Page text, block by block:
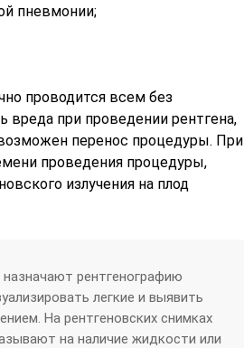
пневмонии;
проводится всем без
вреда при проведении рентгена,
перенос процедуры. При
проведения процедуры,
излучения на плод
рентгенографию
легкие и выявить
На рентгеновских снимках
на наличие жидкости или